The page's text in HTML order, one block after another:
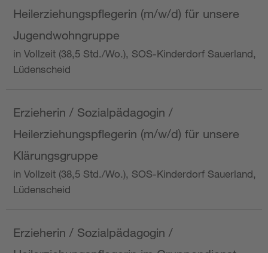
Heilerziehungspflegerin (m/w/d) für unsere
Jugendwohngruppe
in Vollzeit (38,5 Std./Wo.), SOS-Kinderdorf Sauerland,
Lüdenscheid
Erzieherin / Sozialpädagogin /
Heilerziehungspflegerin (m/w/d) für unsere
Klärungsgruppe
in Vollzeit (38,5 Std./Wo.), SOS-Kinderdorf Sauerland,
Lüdenscheid
Erzieherin / Sozialpädagogin /